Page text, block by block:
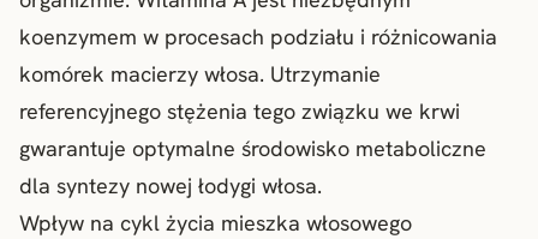
koenzymem w procesach podziału i różnicowania
komórek macierzy włosa. Utrzymanie
referencyjnego stężenia tego związku we krwi
gwarantuje optymalne środowisko metaboliczne
dla syntezy nowej łodygi włosa.
Wpływ na cykl życia mieszka włosowego